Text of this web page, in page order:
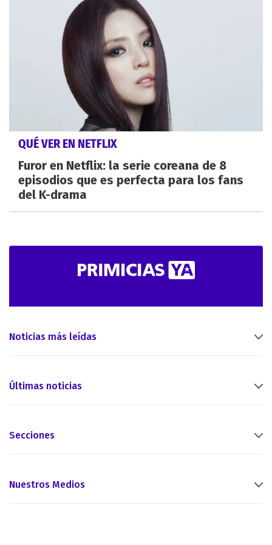
QUÉ VER EN NETFLIX
Furor en Netflix: la serie coreana de 8
episodios que es perfecta para los fans
del K-drama
Noticias más leídas
Últimas noticias
Secciones
Nuestros Medios